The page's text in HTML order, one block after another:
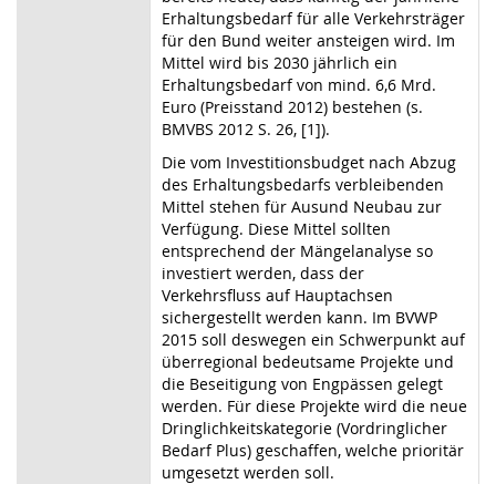
Erhaltungsbedarf für alle Verkehrsträger
für den Bund weiter ansteigen wird. Im
Mittel wird bis 2030 jährlich ein
Erhaltungsbedarf von mind. 6,6 Mrd.
Euro (Preisstand 2012) bestehen (s.
BMVBS 2012 S. 26, [1]).
Die vom Investitionsbudget nach Abzug
des Erhaltungsbedarfs verbleibenden
Mittel stehen für Ausund Neubau zur
Verfügung. Diese Mittel sollten
entsprechend der Mängelanalyse so
investiert werden, dass der
Verkehrsfluss auf Hauptachsen
sichergestellt werden kann. Im BVWP
2015 soll deswegen ein Schwerpunkt auf
überregional bedeutsame Projekte und
die Beseitigung von Engpässen gelegt
werden. Für diese Projekte wird die neue
Dringlichkeitskategorie (Vordringlicher
Bedarf Plus) geschaffen, welche prioritär
umgesetzt werden soll.